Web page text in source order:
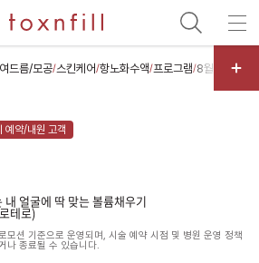
여드름/모공/스킨케어/항노화수액/프로그램/8월 썸머이벤
예약/내원 고객
얼굴에 딱 맞는 볼륨채우기
테로)
모션 기준으로 운영되며, 시술 예약 시점 및 병원 운영 정책
나 종료될 수 있습니다.
선택